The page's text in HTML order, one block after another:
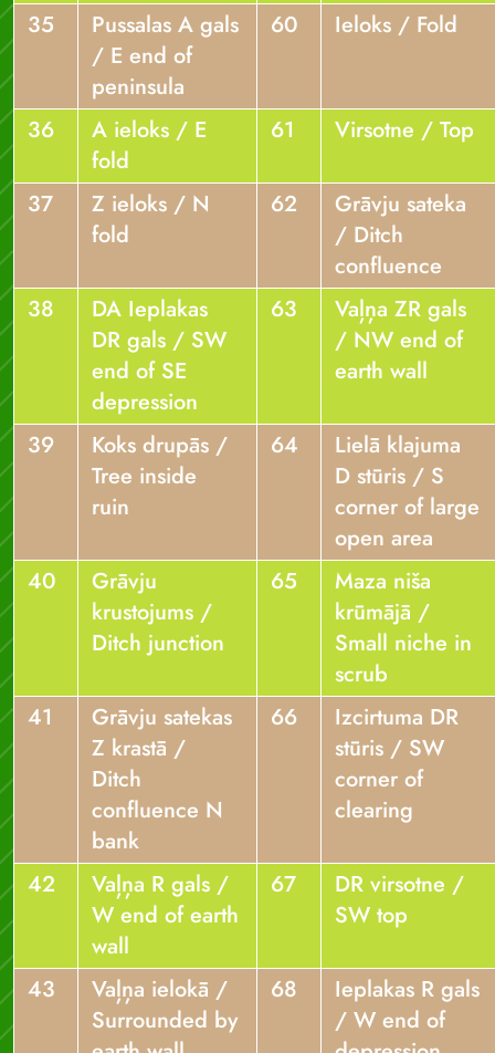
35
Pussalas A gals
/ E end of
peninsula
60 Ieloks / Fold
36
A ieloks / E
fold
61 Virsotne / Top
37
Z ieloks / N
fold
62
Grāvju sateka
/ Ditch
confluence
38
DA Ieplakas
DR gals / SW
end of SE
depression
63
Vaļņa ZR gals
/ NW end of
earth wall
39
Koks drupās /
Tree inside
ruin
64
Lielā klajuma
D stūris / S
corner of large
open area
40
Grāvju
krustojums /
Ditch junction
65
Maza niša
krūmājā /
Small niche in
scrub
41
Grāvju satekas
Z krastā /
Ditch
confluence N
bank
66
Izcirtuma DR
stūris / SW
corner of
clearing
42
Vaļņa R gals /
W end of earth
wall
67
DR virsotne /
SW top
43
Vaļņa ielokā /
Surrounded by
68
Ieplakas R gals
/ W end of